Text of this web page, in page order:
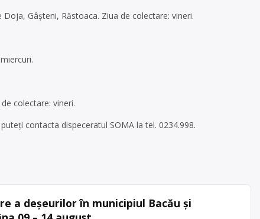
Gâșteni, Răstoaca. Ziua de colectare: vineri.
colectare: vineri.
contacta dispeceratul SOMA la tel. 0234.998.
a deșeurilor în municipiul Bacău și